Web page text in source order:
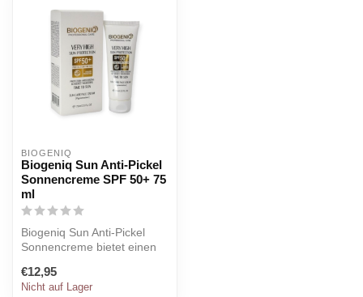
BIOGENIQ
Biogeniq Sun Anti-Pickel
Sonnencreme SPF 50+ 75
ml
Biogeniq Sun Anti-Pickel
Sonnencreme bietet einen
Sonn...
€12,95
Nicht auf Lager